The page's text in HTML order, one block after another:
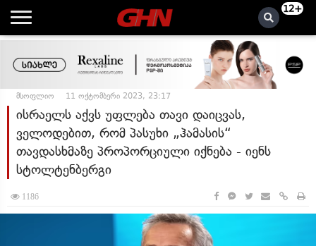
12+
მსოფლიო 11 ოქტომბერი 2023, 23:17
ისრაელს აქვს უფლება თავი დაიცვას,
ველოდებით, რომ პასუხი „ჰამასის“
თავდასხმაზე პროპორციული იქნება - იენს
სტოლტენბერგი
1186